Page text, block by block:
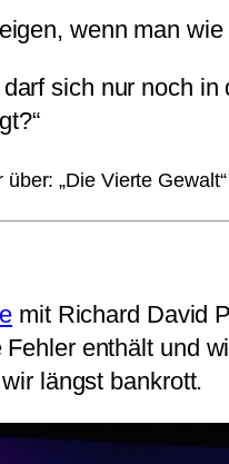
wenn man
sich nur noch
„Die Vierte Gewalt“
mit Richard David
enthält und
längst bankrott.